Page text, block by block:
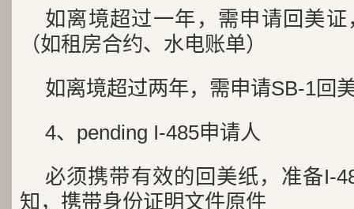
如离境超过一年，需申请回美证
（如租房合约、水电账单）
如离境超过两年，需申请SB-1回
4、pending I-485申请人
必须携带有效的回美纸， 准备I-
知， 携带身份证明文件原件